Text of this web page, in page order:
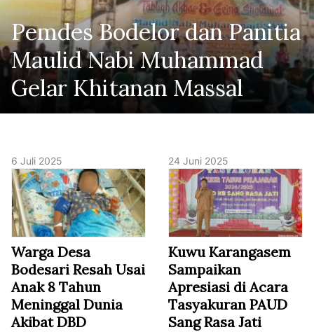
Pemdes Bodelor dan Panitia
Maulid Nabi Muhammad
Gelar Khitanan Massal
6 Juli 2025
Warga Desa
Bodesari Resah Usai
Anak 8 Tahun
Meninggal Dunia
Akibat DBD
24 Juni 2025
Kuwu Karangasem
Sampaikan
Apresiasi di Acara
Tasyakuran PAUD
Sang Rasa Jati